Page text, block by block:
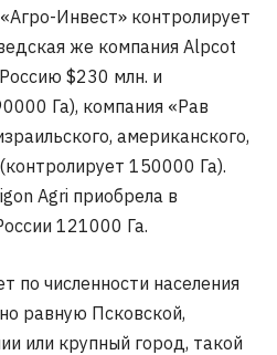
Инвест» контролирует
же компания Alpcot
$230 млн. и
Га), компания «Рав
американского,
150000 Га).
Agri приобрела в
121000 Га.
по численности населения
равную Псковской,
или крупный город, такой